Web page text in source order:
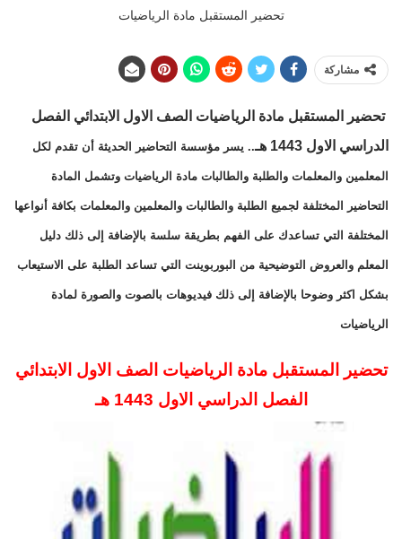
تحضير المستقبل مادة الرياضيات
مشاركة
تحضير المستقبل مادة الرياضيات الصف الاول الابتدائي الفصل
الدراسي الاول 1443 هـ
.. يسر مؤسسة التحاضير الحديثة أن تقدم لكل
المعلمين والمعلمات والطلبة والطالبات مادة الرياضيات وتشمل المادة
التحاضير المختلفة لجميع الطلبة والطالبات والمعلمين والمعلمات بكافة أنواعها
المختلفة التي تساعدك على الفهم بطريقة سلسة بالإضافة إلى ذلك دليل
المعلم والعروض التوضيحية من البوربوينت التي تساعد الطلبة على الاستيعاب
بشكل اكثر وضوحا بالإضافة إلى ذلك فيديوهات بالصوت والصورة لمادة
الرياضيات
تحضير المستقبل مادة الرياضيات الصف الاول الابتدائي
الفصل الدراسي الاول 1443 هـ